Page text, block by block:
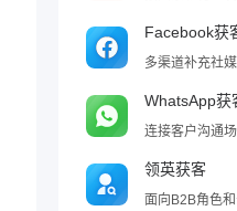
Facebook获
多渠道补充社媒
WhatsApp获
连接客户沟通
领英获客
面向B2B角色